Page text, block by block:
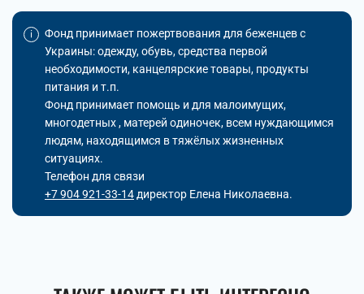
Фонд принимает пожертвования для беженцев с
Украины: одежду, обувь, средства первой
необходимости, канцелярские товары, продукты
питания и т.п.
Фонд принимает помощь и для малоимущих,
многодетных , матерей одиночек, всем нуждающимся
людям, находящимся в тяжёлых жизненных
ситуациях.
Телефон для связи
+7 904 921-33-14 директор Елена Николаевна.